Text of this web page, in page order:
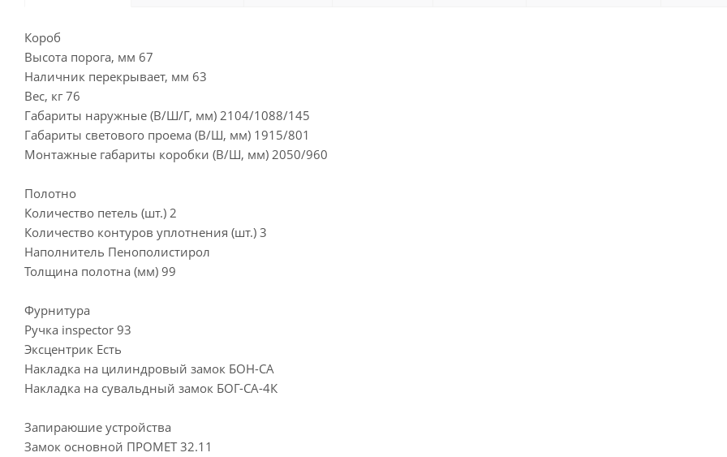
Короб
Высота порога, мм 67
Наличник перекрывает, мм 63
Вес, кг 76
Габариты наружные (В/Ш/Г, мм) 2104/1088/145
Габариты светового проема (В/Ш, мм) 1915/801
Монтажные габариты коробки (В/Ш, мм) 2050/960
Полотно
Количество петель (шт.) 2
Количество контуров уплотнения (шт.) 3
Наполнитель Пенополистирол
Толщина полотна (мм) 99
Фурнитура
Ручка inspector 93
Эксцентрик Есть
Накладка на цилиндровый замок БОН-СА
Накладка на сувальдный замок БОГ-СА-4К
Запираюшие устройства
Замок основной ПРОМЕТ 32.11